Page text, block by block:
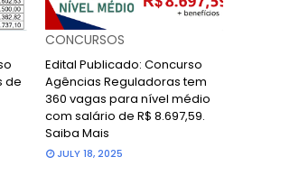
de
CONCURSOS
Edital Publicado: Concurso
Agências Reguladoras tem
360 vagas para nível médio
com salário de R$ 8.697,59.
Saiba Mais
JULY 18, 2025